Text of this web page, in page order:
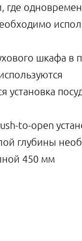
где
шкафа
установка
to-open
глубины
450 мм